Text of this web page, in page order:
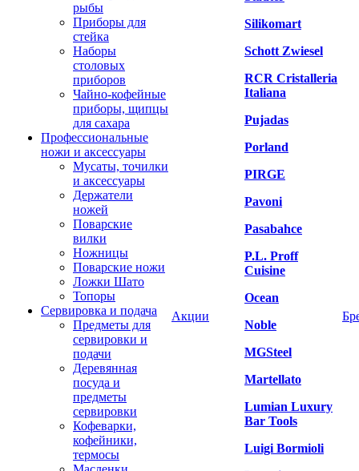
рыбы
Приборы для
стейка
Наборы
столовых
приборов
Чайно-кофейные
приборы, щипцы
для сахара
Профессиональные
ножи и аксессуары
Мусаты, точилки
и аксессуары
Держатели
ножей
Поварские
вилки
Ножницы
Поварские ножи
Ложки Шато
Топоры
Сервировка и подача
Предметы для
сервировки и
подачи
Деревянная
посуда и
предметы
сервировки
Кофеварки,
кофейники,
термосы
Акции
Silikomart
Schott Zwiesel
RCR Cristalleria
Italiana
Pujadas
Porland
PIRGE
Pavoni
Pasabahce
P.L. Proff
Cuisine
Ocean
Noble
MGSteel
Martellato
Lumian Luxury
Bar Tools
Luigi Bormioli